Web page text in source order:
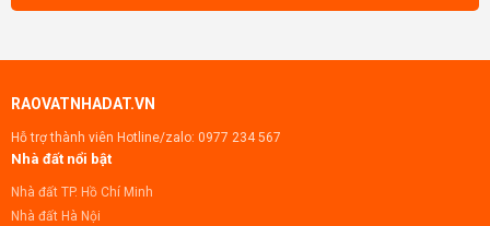
RAOVATNHADAT.VN
Hỗ trợ thành viên Hotline/zalo: 0977 234 567
Nhà đất nổi bật
Nhà đất TP. Hồ Chí Minh
Nhà đất Hà Nội